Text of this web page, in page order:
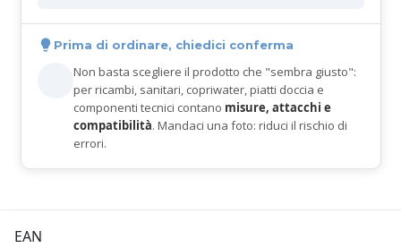
Prima di ordinare, chiedici conferma
Non basta scegliere il prodotto che "sembra giusto":
per ricambi, sanitari, copriwater, piatti doccia e
componenti tecnici contano misure, attacchi e
compatibilità. Mandaci una foto: riduci il rischio di
errori.
EAN